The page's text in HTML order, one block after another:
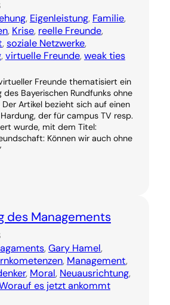
, Eigenleistung, Familie,
, Krise, reelle Freunde,
, soziale Netzwerke,
, virtuelle Freunde, weak ties
Freunde thematisiert ein
Bayerischen Rundfunks ohne
Artikel bezieht sich auf einen
der für campus TV resp.
wurde, mit dem Titel:
Können wir auch ohne
des Managements
, Gary Hamel,
, Management,
, Moral, Neuausrichtung,
es jetzt ankommt